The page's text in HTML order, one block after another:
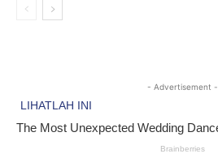
- Advertisement -